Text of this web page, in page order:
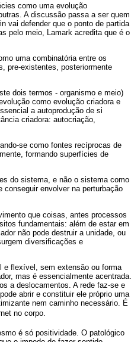
como uma evolução
A discussão passa a ser quem
vai defender que o ponto de partida
pelo meio, Lamark acredita que é o
uma combinatória entre os
pre-existentes, posteriormente
dois termos - organismo e meio)
como evolução criadora e
a autoprodução de si
criadora: autocriação,
se como fontes recíprocas de
formando superfícies de
do sistema, e não o sistema como
envolver na perturbação
que coisas, antes processos
fundamentais: além de estar em
não pode destruir a unidade, ou
diversificações e
e flexível, sem extensão ou forma
mas é essencialmente acentrada.
a deslocamentos. A rede faz-se e
abrir e constituir ele próprio uma
nem caminho necessário. É
no corpo.
é só positividade. O patológico